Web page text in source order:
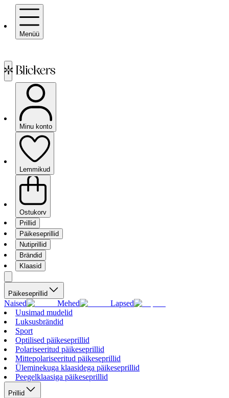
Menüü
Minu konto
Lemmikud
Ostukorv
Prillid
Päikeseprillid
Nutiprillid
Brändid
Klaasid
Päikeseprillid
Naised Mehed
Lapsed
Uusimad mudelid
Luksusbrändid
Sport
Optilised päikeseprillid
Polariseeritud päikeseprillid
Mittepolariseeritud päikeseprillid
Üleminekuga klaasidega päikeseprillid
Peegelklaasiga päikeseprillid
Prillid